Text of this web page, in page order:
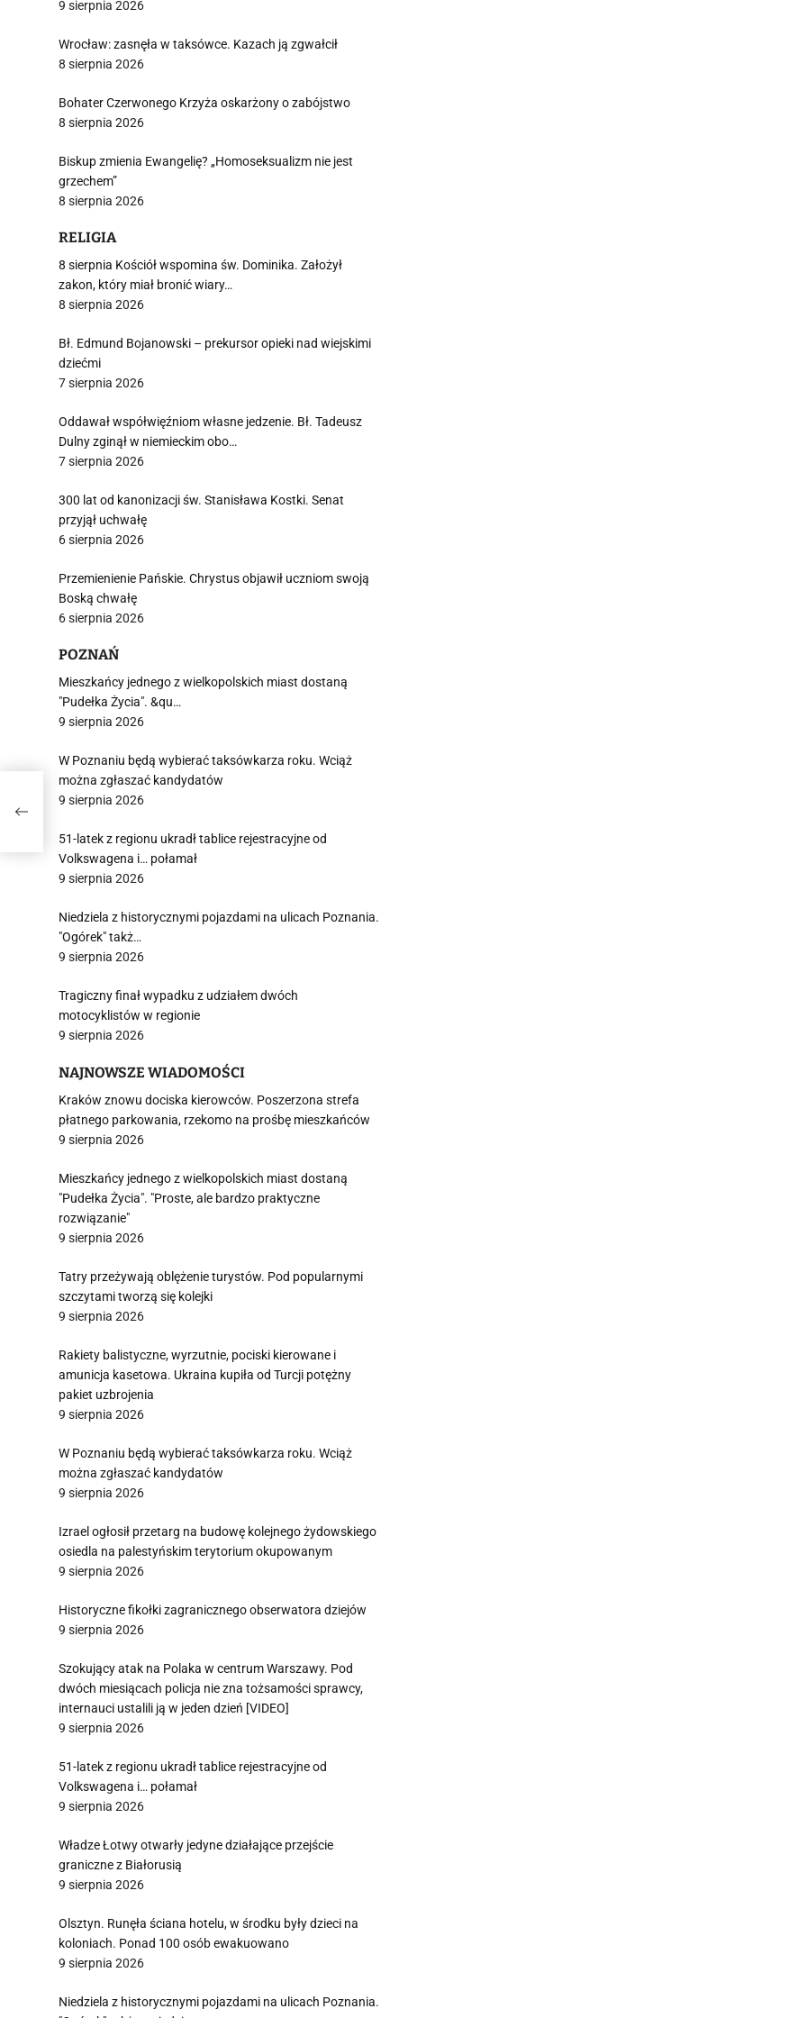
9 sierpnia 2026
Wrocław: zasnęła w taksówce. Kazach ją zgwałcił
8 sierpnia 2026
Bohater Czerwonego Krzyża oskarżony o zabójstwo
8 sierpnia 2026
Biskup zmienia Ewangelię? „Homoseksualizm nie jest
grzechem”
8 sierpnia 2026
RELIGIA
8 sierpnia Kościół wspomina św. Dominika. Założył
zakon, który miał bronić wiary…
8 sierpnia 2026
Bł. Edmund Bojanowski – prekursor opieki nad wiejskimi
dziećmi
7 sierpnia 2026
Oddawał współwięźniom własne jedzenie. Bł. Tadeusz
Dulny zginął w niemieckim obo…
7 sierpnia 2026
300 lat od kanonizacji św. Stanisława Kostki. Senat
przyjął uchwałę
6 sierpnia 2026
Przemienienie Pańskie. Chrystus objawił uczniom swoją
Boską chwałę
6 sierpnia 2026
POZNAŃ
Mieszkańcy jednego z wielkopolskich miast dostaną
"Pudełka Życia". &qu…
9 sierpnia 2026
W Poznaniu będą wybierać taksówkarza roku. Wciąż
można zgłaszać kandydatów
9 sierpnia 2026
51-latek z regionu ukradł tablice rejestracyjne od
Volkswagena i… połamał
9 sierpnia 2026
Niedziela z historycznymi pojazdami na ulicach Poznania.
"Ogórek" takż…
9 sierpnia 2026
Tragiczny finał wypadku z udziałem dwóch
motocyklistów w regionie
9 sierpnia 2026
NAJNOWSZE WIADOMOŚCI
Kraków znowu dociska kierowców. Poszerzona strefa
płatnego parkowania, rzekomo na prośbę mieszkańców
9 sierpnia 2026
Mieszkańcy jednego z wielkopolskich miast dostaną
"Pudełka Życia". "Proste, ale bardzo praktyczne
rozwiązanie"
9 sierpnia 2026
Tatry przeżywają oblężenie turystów. Pod popularnymi
szczytami tworzą się kolejki
9 sierpnia 2026
Rakiety balistyczne, wyrzutnie, pociski kierowane i
amunicja kasetowa. Ukraina kupiła od Turcji potężny
pakiet uzbrojenia
9 sierpnia 2026
W Poznaniu będą wybierać taksówkarza roku. Wciąż
można zgłaszać kandydatów
9 sierpnia 2026
Izrael ogłosił przetarg na budowę kolejnego żydowskiego
osiedla na palestyńskim terytorium okupowanym
9 sierpnia 2026
Historyczne fikołki zagranicznego obserwatora dziejów
9 sierpnia 2026
Szokujący atak na Polaka w centrum Warszawy. Pod
dwóch miesiącach policja nie zna tożsamości sprawcy,
internauci ustalili ją w jeden dzień [VIDEO]
9 sierpnia 2026
51-latek z regionu ukradł tablice rejestracyjne od
Volkswagena i… połamał
9 sierpnia 2026
Władze Łotwy otwarły jedyne działające przejście
graniczne z Białorusią
9 sierpnia 2026
Olsztyn. Runęła ściana hotelu, w środku były dzieci na
koloniach. Ponad 100 osób ewakuowano
9 sierpnia 2026
Niedziela z historycznymi pojazdami na ulicach Poznania.